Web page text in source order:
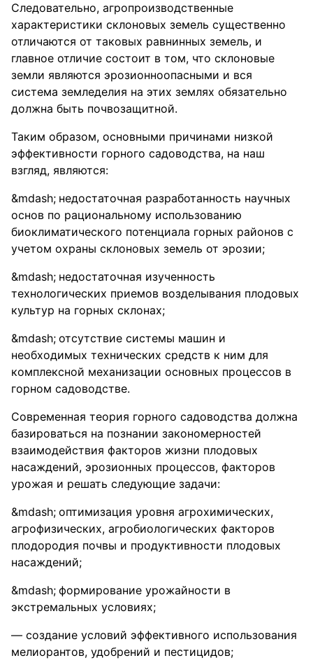
Следовательно, агропроизводственные
характеристики склоновых земель существенно
отличаются от таковых равнинных земель, и
главное отличие состоит в том, что склоновые
земли являются эрозионноопасными и вся
система земледелия на этих землях обязательно
должна быть почвозащитной.
Таким образом, основными причинами низкой
эффективности горного садоводства, на наш
взгляд, являются:
недостаточная разработанность научных
основ по рациональному использованию
биоклиматического потенциала горных районов с
учетом охраны склоновых земель от эрозии;
недостаточная изученность
технологических приемов возделывания плодовых
культур на горных склонах;
отсутствие системы машин и
необходимых технических средств к ним для
комплексной механизации основных процессов в
горном садоводстве.
Современная теория горного садоводства должна
базироваться на познании закономерностей
взаимодействия факторов жизни плодовых
насаждений, эрозионных процессов, факторов
урожая и решать следующие задачи:
оптимизация уровня агрохимических,
агрофизических, агробиологических факторов
плодородия почвы и продуктивности плодовых
насаждений;
формирование урожайности в
экстремальных условиях;
— создание условий эффективного использования
мелиорантов, удобрений и пестицидов;